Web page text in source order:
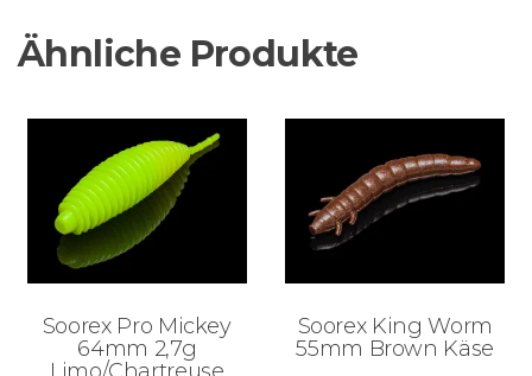
Ähnliche Produkte
Soorex Pro Mickey
64mm 2,7g
Limo/Chartreuse
Soorex King Worm
55mm Brown Käse